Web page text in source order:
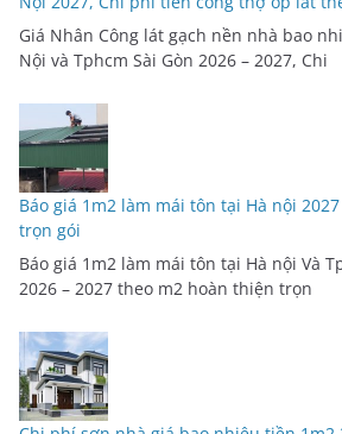
Giá Nhân Công lát gạch nền nhà bao
Nội và Tphcm Sài Gòn 2026 – 2027, Chi
Báo giá 1m2 làm mái tôn tại Hà nội
trọn gói
Báo giá 1m2 làm mái tôn tại Hà nội Và
2026 – 2027 theo m2 hoàn thiện trọn